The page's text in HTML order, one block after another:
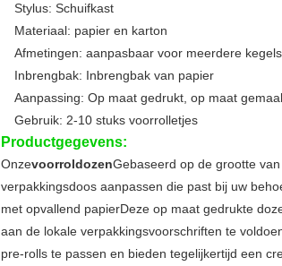
Stylus: Schuifkast
Materiaal: papier en karton
Afmetingen: aanpasbaar voor meerdere kegels
Inbrengbak: Inbrengbak van papier
Aanpassing: Op maat gedrukt, op maat
Gebruik: 2-10 stuks voorrolletjes
Productgegevens:
OnzevoorroldozenGebaseerd op de grootte
verpakkingsdoos aanpassen die past bij uw
met opvallend papierDeze op maat gedrukte
aan de lokale verpakkingsvoorschriften te
pre-rolls te passen en bieden tegelijkertijd een